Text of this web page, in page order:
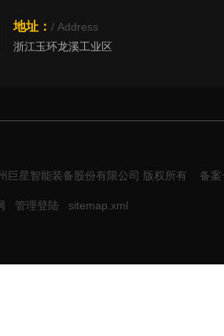
地址： / Address
浙江玉环龙溪工业区
巨星智能装备股份有限公司 版权所有 备
管理登陆 sitemap.xml